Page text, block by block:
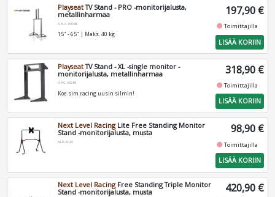
PlayseatTV Stand - PRO -monitorijalusta,
metallinharmaa
R.A.C.00088
15" - 65" | Maks. 40 kg
197,90 €
fiber_manual_recordToimittajilla
LISÄÄ KORIIN
PlayseatTV Stand - XL -single monitor -
monitorijalusta, metallinharmaa
R.AC.00264
Koe sim racing uusin silmin!
318,90 €
fiber_manual_recordToimittajilla
LISÄÄ KORIIN
Next Level RacingLite Free Standing Monitor
Stand -monitorijalusta, musta
NLR-A020
98,90 €
fiber_manual_recordToimittajilla
LISÄÄ KORIIN
Next Level RacingFree Standing Triple Monitor
Stand -monitorijalusta, musta
420,90 €